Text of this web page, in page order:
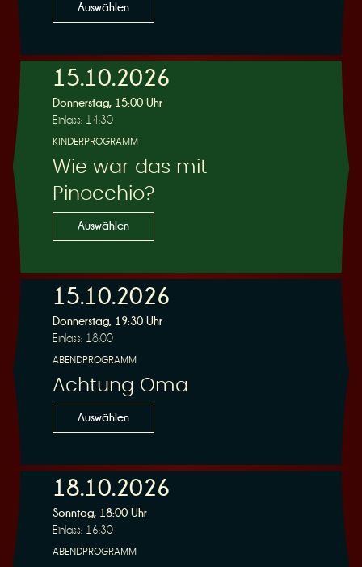
Auswählen
15.10.2026
Donnerstag, 15:00 Uhr
Einlass: 14:30
KINDERPROGRAMM
Wie war das mit
Pinocchio?
Auswählen
15.10.2026
Donnerstag, 19:30 Uhr
Einlass: 18:00
ABENDPROGRAMM
Achtung Oma
Auswählen
18.10.2026
Sonntag, 18:00 Uhr
Einlass: 16:30
ABENDPROGRAMM